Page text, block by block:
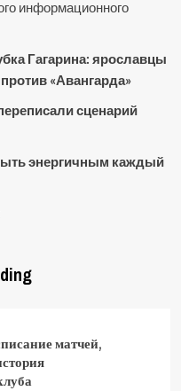
информационного
Гагарина: ярославцы
«Авангарда»
сценарий
энергичным каждый
матчей,